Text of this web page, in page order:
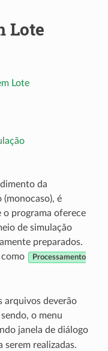
Lote
Lote
da
(monocaso), é
o programa oferece
de simulação
preparados.
como
Processamento
arquivos deverão
o menu
janela de diálogo
serem realizadas.